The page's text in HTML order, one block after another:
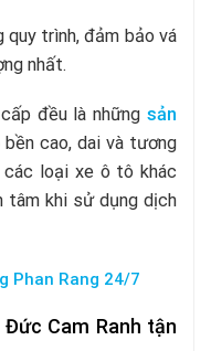
trình, đảm bảo vá
nhất.
đều là những sản
bền cao, dai và tương
các loại xe ô tô khác
tâm khi sử dụng dịch
Phan Rang 24/7
Cam Ranh tận